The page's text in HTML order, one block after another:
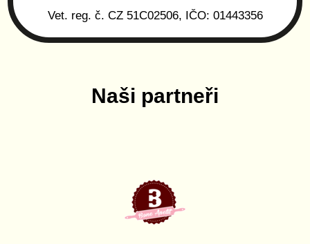
Vet. reg. č. CZ 51C02506, IČO: 01443356
Naši partneři